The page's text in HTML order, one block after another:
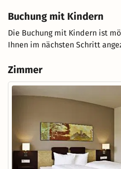
Buchung mit Kindern
Die Buchung mit Kindern ist
Ihnen im nächsten Schritt
Zimmer